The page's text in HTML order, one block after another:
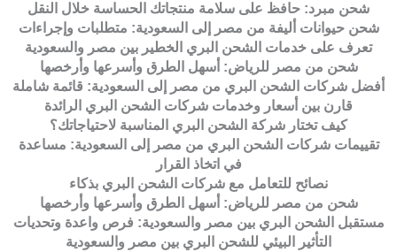
شحن مبرد: حافظ على سلامة منتجاتك الحساسة خلال النقل
شحن حيوانات أليفة من مصر إلى السعودية: متطلبات وإجراءات
تعرف على خدمات الشحن البري الخطير بين مصر والسعودية
شحن من مصر للرياض: أسهل الطرق وأسرعها وأرخصها
أفضل شركات الشحن البري من مصر إلى السعودية: قائمة شاملة
قارن بين أسعار وخدمات شركات الشحن البري الرائدة
كيف تختار شركة الشحن البري المناسبة لاحتياجاتك؟
تقييمات شركات الشحن البري من مصر إلى السعودية: مساعدة
في اتخاذ القرار
نصائح للتعامل مع شركات الشحن البري بذكاء
شحن من مصر للرياض: أسهل الطرق وأسرعها وأرخصها
مستقبل الشحن البري بين مصر والسعودية: فرص واعدة وتحديات
التأثير البيئي للشحن البري بين مصر والسعودية